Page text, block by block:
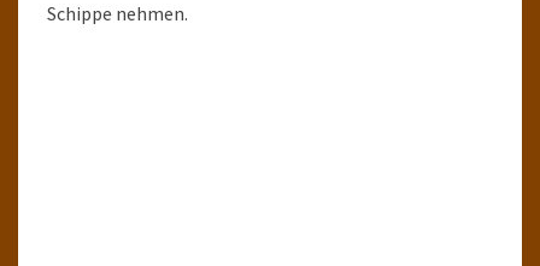
Schippe nehmen.